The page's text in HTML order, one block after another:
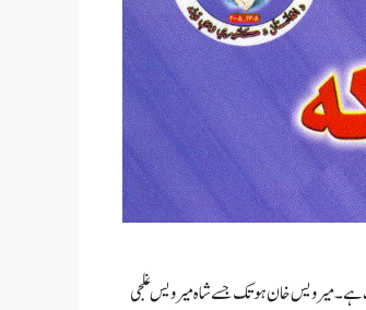
ہے۔ میر ویس خان ہوتک جسے شاہ میرویس غلجی